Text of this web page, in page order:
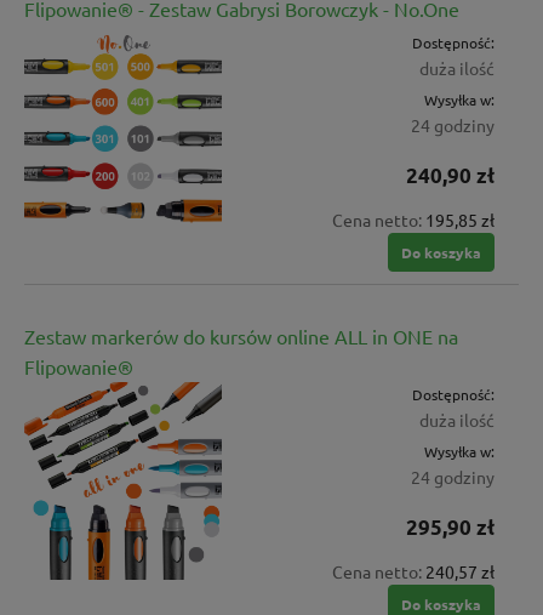
Flipowanie® - Zestaw Gabrysi Borowczyk - No.One
Dostępność:
duża ilość
Wysyłka w:
24 godziny
240,90 zł
Cena netto: 195,85 zł
Do koszyka
Zestaw markerów do kursów online ALL in ONE na
Flipowanie®
Dostępność:
duża ilość
Wysyłka w:
24 godziny
295,90 zł
Cena netto: 240,57 zł
Do koszyka